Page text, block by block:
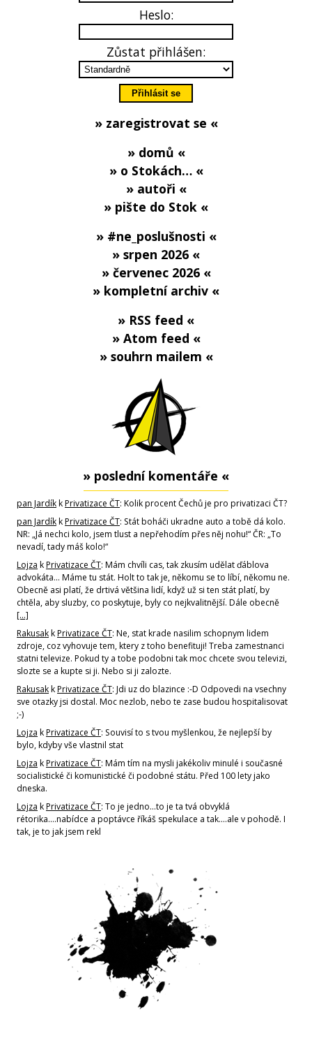
Heslo:
Zůstat přihlášen:
» zaregistrovat se «
» domů «
» o Stokách… «
» autoři «
» pište do Stok «
» #ne_poslušnosti «
» srpen 2026 «
» červenec 2026 «
» kompletní archiv «
» RSS feed «
» Atom feed «
» souhrn mailem «
» poslední komentáře «
pan JardíkkPrivatizace ČT: Kolik procent Čechů je pro privatizaci ČT?
pan JardíkkPrivatizace ČT: Stát boháči ukradne auto a tobě dá kolo.
NR: „Já nechci kolo, jsem tlust a nepřehodím přes něj nohu!“ ČR: „To
nevadí, tady máš kolo!“
Lojza kPrivatizace ČT: Mám chvíli cas, tak zkusím udělat ďáblova
advokáta... Máme tu stát. Holt to tak je, někomu se to líbí, někomu ne.
Obecně asi platí, že drtivá většina lidí, když už si ten stát platí, by
chtěla, aby sluzby, co poskytuje, byly co nejkvalitnější. Dále obecně
[…]
RakusakkPrivatizace ČT: Ne, stat krade nasilim schopnym lidem
zdroje, coz vyhovuje tem, ktery z toho benefituji! Treba zamestnanci
statni televize. Pokud ty a tobe podobni tak moc chcete svou televizi,
slozte se a kupte si ji. Nebo si ji zalozte.
RakusakkPrivatizace ČT: Jdi uz do blazince :-D Odpovedi na vsechny
sve otazky jsi dostal. Moc nezlob, nebo te zase budou hospitalisovat
;-)
Lojza kPrivatizace ČT: Souvisí to s tvou myšlenkou, že nejlepší by
bylo, kdyby vše vlastnil stat
Lojza kPrivatizace ČT: Mám tím na mysli jakékoliv minulé i současné
socialistické či komunistické či podobné státu. Před 100 lety jako
dneska.
Lojza kPrivatizace ČT: To je jedno...to je ta tvá obvyklá
rétorika....nabídce a poptávce říkáš spekulace a tak....ale v pohodě. I
tak, je to jak jsem rekl